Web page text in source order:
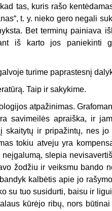
tas, kuris rašo
t. y. nieko gero negali
Bet terminų painiava
iš karto jos paniekinti
turime paprastesnį
Taip ir sakykime.
atpažinimas.
savimeilės apraiška, ir
skaitytų ir pripažintų, nes
tokiu atveju yra
slepia
žodžiu ir veiksmu bando
kalbėtis apie jo
su tuo susidurti, baisu ir
kūrėjo ribų, nors